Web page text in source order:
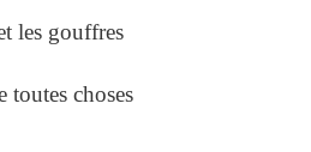
les gouffres
toutes choses